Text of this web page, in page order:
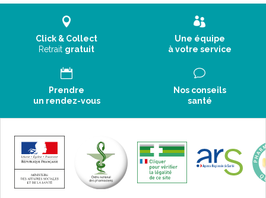
Click & Collect
Retrait gratuit
Une équipe
à votre service
Prendre
un rendez-vous
Nos conseils
santé